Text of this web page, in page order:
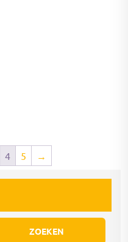
4 5 →